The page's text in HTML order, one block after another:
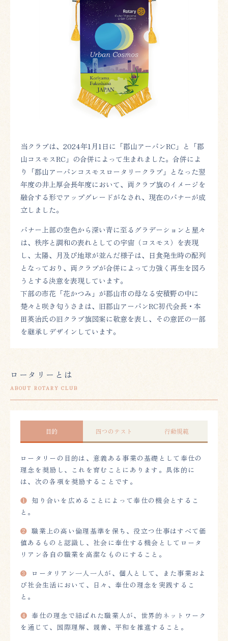
当クラブは、2024年1月1日に「郡山アーバンRC」と「郡
山コスモスRC」の合併によって生まれました。合併によ
り「郡山アーバンコスモスロータリークラブ」となった翌
年度の井上厚会長年度において、両クラブ旗のイメージを
融合する形でアップグレードがなされ、現在のバナーが成
立しました。
バナー上部の空色から深い青に至るグラデーションと星々
は、秩序と調和の表れとしての宇宙（コスモス）を表現
し、太陽、月及び地球が並んだ様子は、日食発生時の配列
となっており、両クラブが合併によって力強く再生を図ろ
うとする決意を表現しています。
下部の市花「花かつみ」が郡山市の母なる安積野の中に
楚々と咲き匂うさまは、旧郡山アーバンRC初代会長・本
田英治氏の旧クラブ旗図案に敬意を表し、その意匠の一部
を継承しデザインしています。
ロータリーとは
ABOUT ROTARY CLUB
目的 四つのテスト 行動規範
ロータリーの目的は、意義ある事業の基礎として奉仕の
理念を奨励し、これを育むことにあります。具体的に
は、次の各項を奨励することです。
❶ 知り合いを広めることによって奉仕の機会とするこ
と。
❷ 職業上の高い倫理基準を保ち、役立つ仕事はすべて価
値あるものと認識し、社会に奉仕する機会としてロータ
リアン各自の職業を高潔なものにすること。
❸
ロータリアン一人一人が、個人として、また事業およ
び社会生活において、日々、奉仕の理念を実践するこ
と。
❹ 奉仕の理念で結ばれた職業人が、世界的ネットワーク
を通じて、国際理解、親善、平和を推進すること。